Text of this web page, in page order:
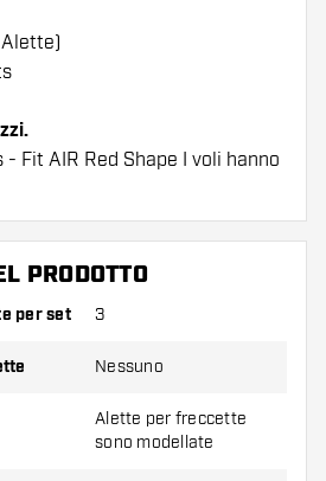
Fit AIR Red Shape I voli hanno
alette possono essere
Cosmo Fit.
a portata di mano un gran
un materiale o uno
PRODOTTO
per set 3
Nessuno
Alette per freccette
sono modellate